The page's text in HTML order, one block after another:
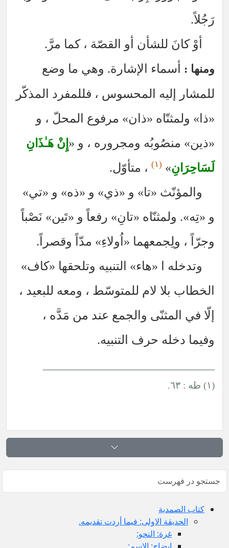
رَجُلاً.
أوْ كانَ للشأن أو القصّة ، كما مرَّ.
ومنها : أسماء الإشارة. وهي ما وضع
للمشار إليه المحسوس ، فللمفرد المذكّر
«ذا» ولمثنّاه «ذان» مرفوع المحلّ ، و
«ذين» منصُوبُه ومجروره ، و « إِنْ هَـٰذَانِ
لَسَاحِرَانِ» (١)
، متأوّل.
والمؤنّث «تا» و «ذي» و «ذه» و «تي»
و «تِه». ولمثنّاه «تانِ» رفعاً و «تَين» نَصْباً
وجرّاً ، ولِجمعهما «اُولاءِ» مدّاً وقصراً.
وتدخله ا «هاء» التنبيه وتلحقها «كاف»
الخطاب بلا لام للمتوسّط ، ومعه للبعيد ،
إلّا في المثنّى والجمع عند من مَدَّه ،
وفيما دخله حرف التنبيه.
(١) طه : ٦٣.
كتاب الصمدية
الحديقة الاولى: فيما أردت تقديمه.
غرة: النحو: